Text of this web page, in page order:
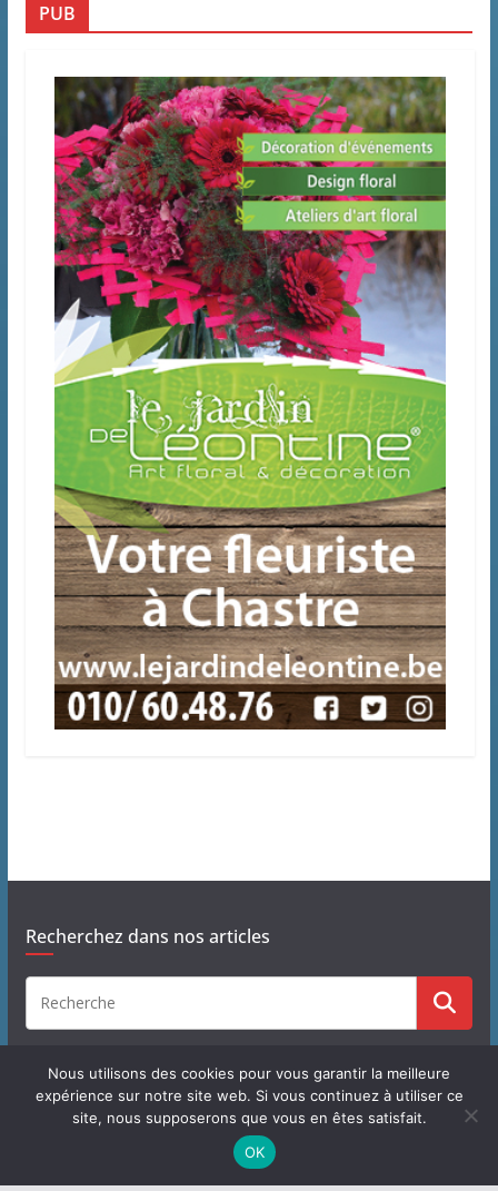
PUB
Recherchez dans nos articles
Copyright © 2026 J'habite à Chastre
par ThemeGrill. Propulsé par
Nous utilisons des cookies pour vous garantir la meilleure
expérience sur notre site web. Si vous continuez à utiliser ce
site, nous supposerons que vous en êtes satisfait.
OK